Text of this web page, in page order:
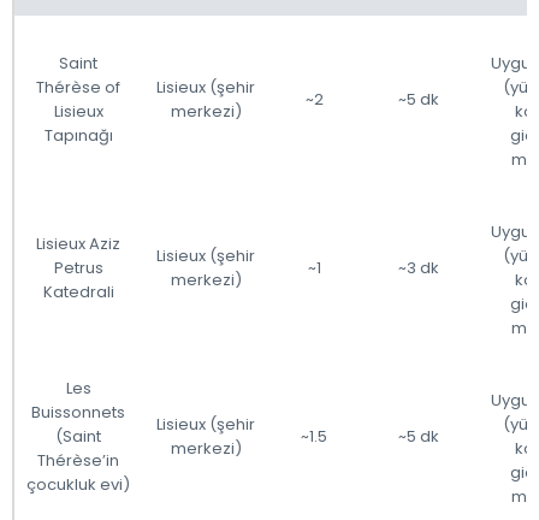
Saint
Thérèse of
Lisieux
Tapınağı
Lisieux (şehir
merkezi)
~2 ~5 dk
Lisieux Aziz
Petrus
Katedrali
Lisieux (şehir
merkezi)
~1 ~3 dk
Les
Buissonnets
(Saint
Thérèse’in
çocukluk evi)
Lisieux (şehir
merkezi)
~1.5 ~5 dk